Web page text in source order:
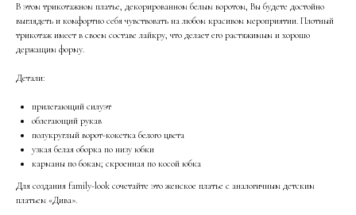
В этом трикотажном платье, декорированном белым воротом, Вы будете достойно
выглядеть и комфортно себя чувствовать на любом красивом мероприятии. Плотный
трикотаж имеет в своем составе лайкру, что делает его растяжимым и хорошо
держащим форму.
Детали:
прилегающий силуэт
облегающий рукав
полукруглый ворот-кокетка белого цвета
узкая белая оборка по низу юбки
карманы по бокам; скроенная по косой юбка
Для создания family-look сочетайте это женское платье с аналогичным детским
платьем «Дива».